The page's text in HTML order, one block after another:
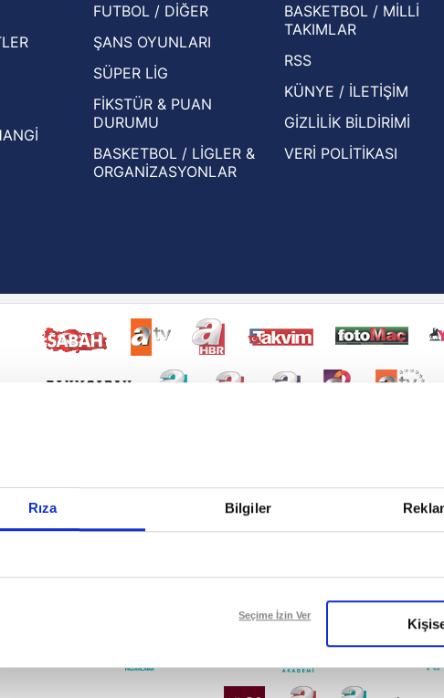
Rıza Bilgiler
Reddet
Seçime İzin Ver
haberleri
Ligi haberleri
haberleri
Ligi haberleri
basından gündem olan manşetler!
Beşiktaş'ın UEFA Avrupa Ligi'nde
Eleme Turu muhtemel rakipleri
FUTBOL / DİĞER
ŞANS OYUNLARI
SÜPER LİG
FİKSTÜR & PUAN
DURUMU
BASKETBOL / LİGLER &
ORGANİZASYONLAR
BASKETBOL / MİLLİ
TAKIMLAR
RSS
KÜNYE / İLETİŞİM
GİZLİLİK BİLDİRİMİ
VERİ POLİTİKASI